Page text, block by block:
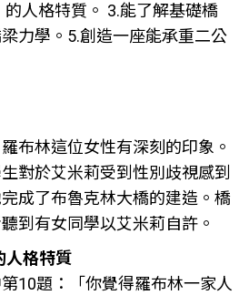
人格特質。 3.能了解基礎橋
力學。5.創造一座能承重二公
布林這位女性有深刻的印象。
對於艾米莉受到性別歧視感到
成了布魯克林大橋的建造。橋
到有女同學以艾米莉自許。
人格特質
10題：「你覺得羅布林一家人